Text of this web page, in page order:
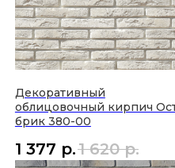
Декоративный
облицовочный кирпич
брик 380-00
1 377 р.1 620 р.